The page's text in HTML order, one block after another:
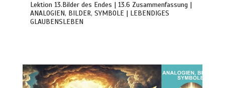
Lektion 13.Bilder des Endes | 13.6 Zusammenfassung |
ANALOGIEN, BILDER, SYMBOLE | LEBENDIGES
GLAUBENSLEBEN